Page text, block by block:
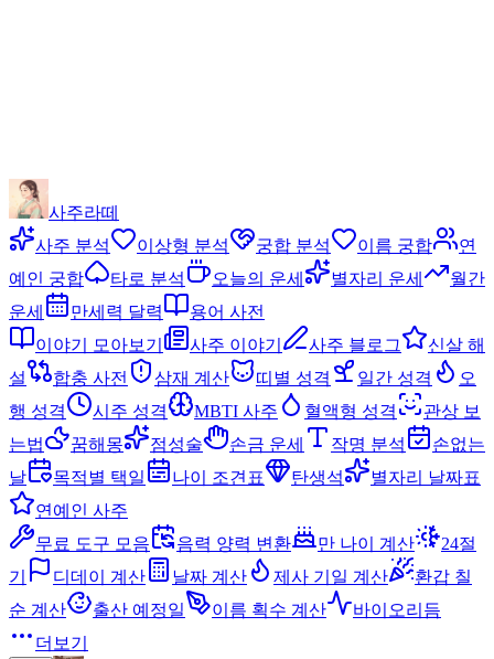
사주라떼
사주 분석
이상형 분석 궁합 분석 이름 궁합
연
예인 궁합
타로 분석 오늘의 운세 별자리 운세
월간
운세
만세력 달력
용어 사전
이야기 모아보기
사주 이야기 사주 블로그
신살 해
설
합충 사전 삼재 계산 띠별 성격 일간 성격
오
행 성격
시주 성격 MBTI 사주 혈액형 성격
관상 보
는법
꿈해몽 점성술 손금 운세 작명 분석
손없는
날
목적별 택일 나이 조견표 탄생석
별자리 날짜표
연예인 사주
무료 도구 모음
음력 양력 변환 만 나이 계산
24절
기
디데이 계산 날짜 계산 제사 기일 계산
환갑 칠
순 계산
출산 예정일 이름 획수 계산
바이오리듬
더보기